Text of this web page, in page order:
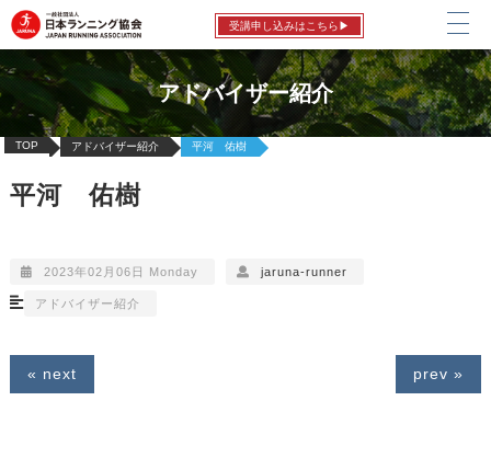
受講申し込みはこちら▶
アドバイザー紹介
TOP アドバイザー紹介 平河 佑樹
平河 佑樹
2023年02月06日 Monday jaruna-runner
アドバイザー紹介
« next prev »